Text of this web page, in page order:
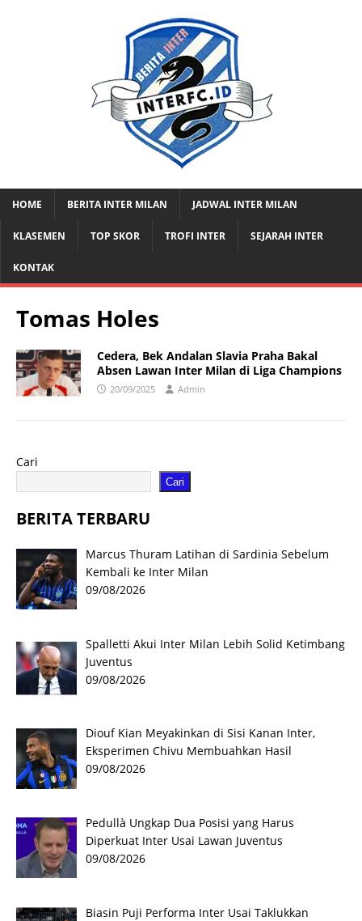
HOME BERITA INTER MILAN JADWAL INTER MILAN
KLASEMEN TOP SKOR TROFI INTER SEJARAH INTER
KONTAK
Tomas Holes
Cedera, Bek Andalan Slavia Praha Bakal
Absen Lawan Inter Milan di Liga Champions
20/09/2025 Admin
Cari
Cari
BERITA TERBARU
Marcus Thuram Latihan di Sardinia Sebelum
Kembali ke Inter Milan
09/08/2026
Spalletti Akui Inter Milan Lebih Solid Ketimbang
Juventus
09/08/2026
Diouf Kian Meyakinkan di Sisi Kanan Inter,
Eksperimen Chivu Membuahkan Hasil
09/08/2026
Pedullà Ungkap Dua Posisi yang Harus
Diperkuat Inter Usai Lawan Juventus
09/08/2026
Biasin Puji Performa Inter Usai Taklukkan